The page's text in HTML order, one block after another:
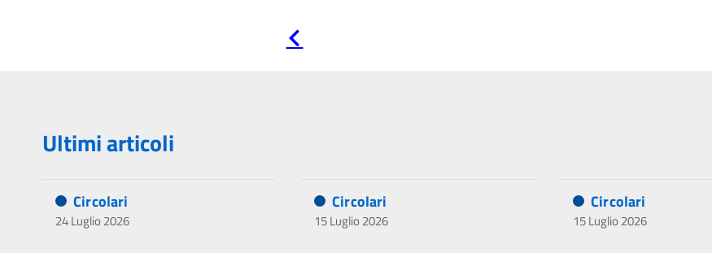
precedente
Ultimi articoli
Circolari
24 Luglio 2026
Circolari
15 Luglio 2026
Circolari
15 Luglio 2026